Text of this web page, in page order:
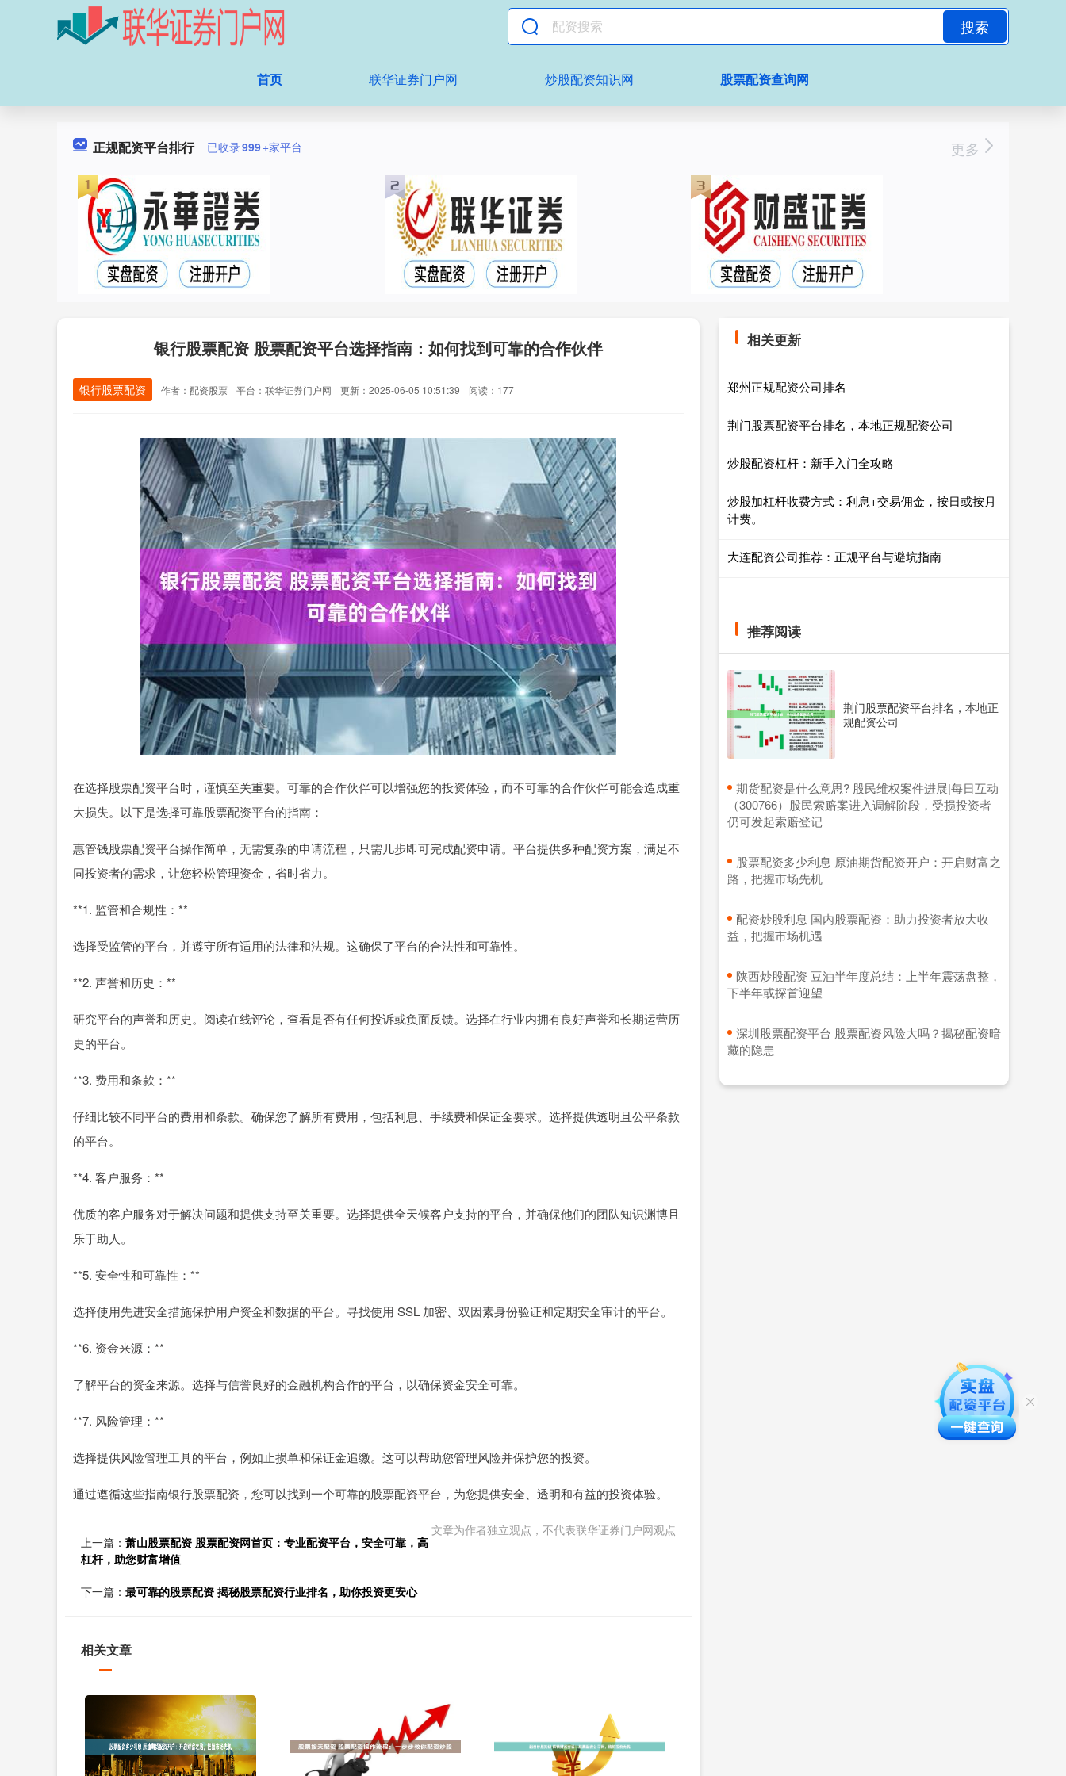
搜索
首页 联华证券门户网 炒股配资知识网 股票配资查询网
正规配资平台排行 已收录999+家平台 更多
银行股票配资 股票配资平台选择指南：如何找到可靠的合作伙伴
银行股票配资 作者：配资股票 平台：联华证券门户网 更新：2025-06-05 10:51:39 阅读：177
在选择股票配资平台时，谨慎至关重要。可靠的合作伙伴可以增强您的投资体验，而不可靠的合作伙伴可能会造成重
大损失。以下是选择可靠股票配资平台的指南：
惠管钱股票配资平台操作简单，无需复杂的申请流程，只需几步即可完成配资申请。平台提供多种配资方案，满足不
同投资者的需求，让您轻松管理资金，省时省力。
**1. 监管和合规性：**
选择受监管的平台，并遵守所有适用的法律和法规。这确保了平台的合法性和可靠性。
**2. 声誉和历史：**
研究平台的声誉和历史。阅读在线评论，查看是否有任何投诉或负面反馈。选择在行业内拥有良好声誉和长期运营历
史的平台。
**3. 费用和条款：**
仔细比较不同平台的费用和条款。确保您了解所有费用，包括利息、手续费和保证金要求。选择提供透明且公平条款
的平台。
**4. 客户服务：**
优质的客户服务对于解决问题和提供支持至关重要。选择提供全天候客户支持的平台，并确保他们的团队知识渊博且
乐于助人。
**5. 安全性和可靠性：**
选择使用先进安全措施保护用户资金和数据的平台。寻找使用 SSL 加密、双因素身份验证和定期安全审计的平台。
**6. 资金来源：**
了解平台的资金来源。选择与信誉良好的金融机构合作的平台，以确保资金安全可靠。
**7. 风险管理：**
选择提供风险管理工具的平台，例如止损单和保证金追缴。这可以帮助您管理风险并保护您的投资。
通过遵循这些指南银行股票配资，您可以找到一个可靠的股票配资平台，为您提供安全、透明和有益的投资体验。
文章为作者独立观点，不代表联华证券门户网观点
上一篇： 萧山股票配资 股票配资网首页：专业配资平台，安全可靠，高
杠杆，助您财富增值
下一篇： 最可靠的股票配资 揭秘股票配资行业排名，助你投资更安心
相关文章
相关更新
郑州正规配资公司排名
荆门股票配资平台排名，本地正规配资公司
炒股配资杠杆：新手入门全攻略
炒股加杠杆收费方式：利息+交易佣金，按日或按月
计费。
大连配资公司推荐：正规平台与避坑指南
推荐阅读
荆门股票配资平台排名，本地正
规配资公司
​期货配资是什么意思? 股民维权案件进展|每日互动
（300766）股民索赔案进入调解阶段，受损投资者
仍可发起索赔登记
​股票配资多少利息 原油期货配资开户：开启财富之
路，把握市场先机
​配资炒股利息 国内股票配资：助力投资者放大收
益，把握市场机遇
​陕西炒股配资 豆油半年度总结：上半年震荡盘整，
下半年或探首迎望
​深圳股票配资平台 股票配资风险大吗？揭秘配资暗
藏的隐患